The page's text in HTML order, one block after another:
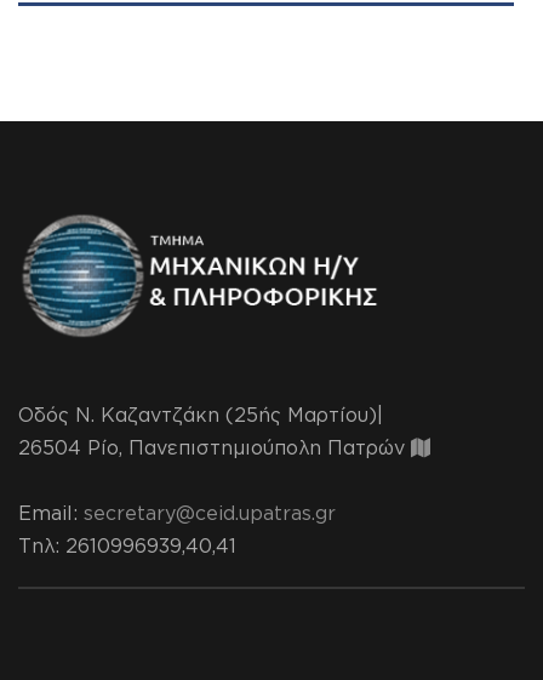
Οδός Ν. Καζαντζάκη (25ής Μαρτίου)|
26504 Ρίο, Πανεπιστημιούπολη Πατρών
Email: secretary@ceid.upatras.gr
Τηλ: 2610996939,40,41